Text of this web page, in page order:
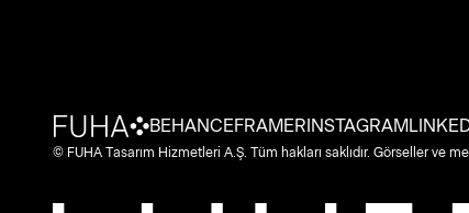
BEHANCEFRAMERINSTAGRAM
© FUHA Tasarım Hizmetleri A.Ş. Tüm hakları saklıdır. Görseller ve